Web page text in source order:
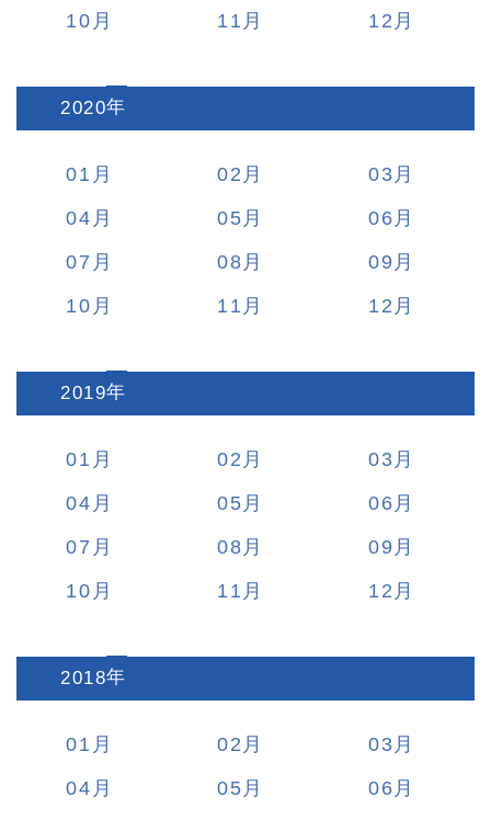
10
11 12
2020:
01 02
03
04
05
06
07
08
09
10
11 12
2019:
01 02
03
04
05
06
07
08
09
10
11 12
2018:
01 02
03
04
05
06